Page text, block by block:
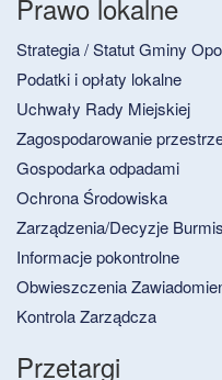
Prawo lokalne
Strategia / Statut Gminy
Podatki i opłaty lokalne
Uchwały Rady Miejskiej
Zagospodarowanie
Gospodarka odpadami
Ochrona Środowiska
Zarządzenia/Decyzje
Informacje pokontrolne
Obwieszczenia
Kontrola Zarządcza
Przetargi